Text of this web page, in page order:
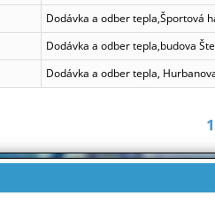
Dodávka a odber tepla,Športová
Dodávka a odber tepla,budova
Dodávka a odber tepla,
1